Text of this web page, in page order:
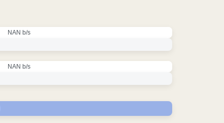
NAN b/s
NAN b/s